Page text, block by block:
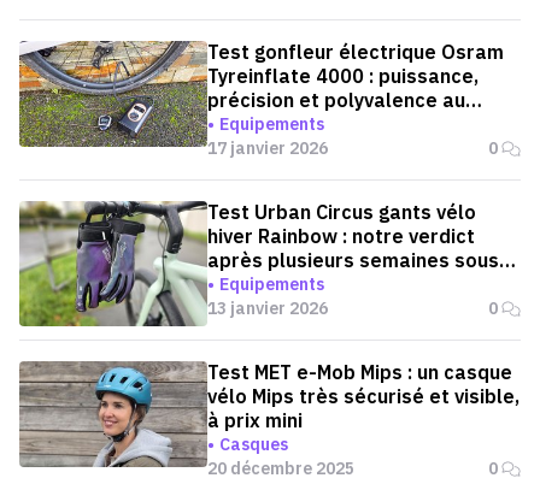
Test gonfleur électrique Osram
Tyreinflate 4000 : puissance,
précision et polyvalence au
quotidien
Equipements
17 janvier 2026
0
Test Urban Circus gants vélo
hiver Rainbow : notre verdict
après plusieurs semaines sous
la pluie et dans le froid
Equipements
13 janvier 2026
0
Test MET e-Mob Mips : un casque
vélo Mips très sécurisé et visible,
à prix mini
Casques
20 décembre 2025
0